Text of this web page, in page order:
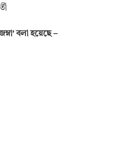
বলা হয়েছে –